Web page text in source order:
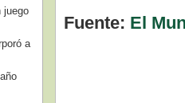
Fuente: El
juego
a